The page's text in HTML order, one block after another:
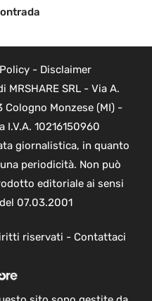
- Disclaimer
SRL - Via A.
Cologno Monzese (MI) -
I.V.A. 10216150960
giornalistica, in quanto
periodicità. Non può
editoriale ai sensi
07.03.2001
riservati - Contattaci